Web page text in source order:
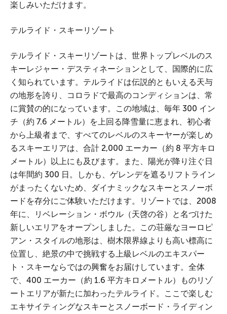
楽しみいただけます。
テルライド・スキーリゾート
テルライド・スキーリゾートは、世界トップレベルのス
キーレジャー・デスティネーションとして、国際的に広
く知られています。テルライドは伝説的ともいえる天与
の地形を誇り、コロラドで最高のコンディションは、常
に賞賛の的になっています。この地域は、毎年 300 イン
チ（約 7.6 メートル）を上回る降雪量に恵まれ、初心者
から上級者まで、すべてのレベルのスキーヤーが楽しめ
るスキーエリアは、合計 2,000 エーカー（約 8 平方キロ
メートル）以上にも及びます。また、陽光が降り注ぐ日
は年間約 300 日。しかも、ゲレンデを遮るリフトライン
がまったくないため、ダイナミックなスキーとスノーボ
ードを存分にご体験いただけます。リゾートでは、2008
年に、リベレーション・ボウル（天啓の谷）と名づけた
新しいエリアをオープンしました。この荘厳なヨーロピ
アン・スタイルの地形は、樹木限界線よりも高い標高に
位置し、絶景の中で挑戦する上級レベルのエキスパー
ト・スキーならではの興奮をお届けしています。全体
で、400 エーカー（約 1.6 平方キロメートル）ものリゾ
ートエリアが新たに加わったテルライド。ここで楽しむ
エキサイティングなスキーとスノーボード・ライディン